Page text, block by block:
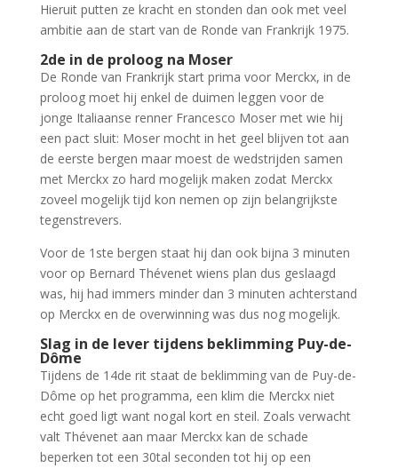
Hieruit putten ze kracht en stonden dan ook met veel
ambitie aan de start van de Ronde van Frankrijk 1975.
2de in de proloog na Moser
De Ronde van Frankrijk start prima voor Merckx, in de
proloog moet hij enkel de duimen leggen voor de
jonge Italiaanse renner Francesco Moser met wie hij
een pact sluit: Moser mocht in het geel blijven tot aan
de eerste bergen maar moest de wedstrijden samen
met Merckx zo hard mogelijk maken zodat Merckx
zoveel mogelijk tijd kon nemen op zijn belangrijkste
tegenstrevers.
Voor de 1ste bergen staat hij dan ook bijna 3 minuten
voor op Bernard Thévenet wiens plan dus geslaagd
was, hij had immers minder dan 3 minuten achterstand
op Merckx en de overwinning was dus nog mogelijk.
Slag in de lever tijdens beklimming Puy-de-
Dôme
Tijdens de 14de rit staat de beklimming van de Puy-de-
Dôme op het programma, een klim die Merckx niet
echt goed ligt want nogal kort en steil. Zoals verwacht
valt Thévenet aan maar Merckx kan de schade
beperken tot een 30tal seconden tot hij op een